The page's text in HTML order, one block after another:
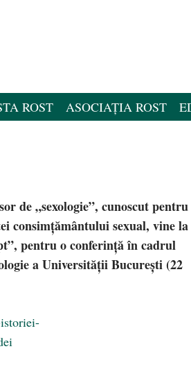
ROST ASOCIAȚIA ROST
de „sexologie”, cunoscut pentru
consimţământului sexual, vine la
pentru o conferinţă în cadrul
a Universităţii Bucureşti (22